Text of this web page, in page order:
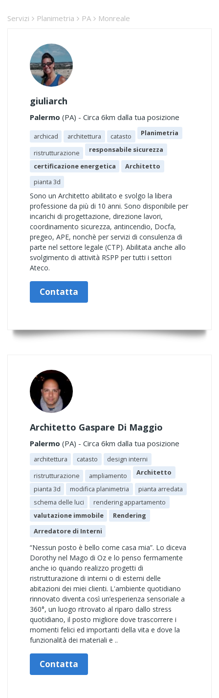
Servizi Planimetria PA Monreale
giuliarch
Palermo (PA) - Circa 6km dalla tua posizione
archicad architettura catasto Planimetria
ristrutturazione
responsabile sicurezza
certificazione energetica
Architetto
pianta 3d
Sono un Architetto abilitato e svolgo la libera
professione da più di 10 anni. Sono disponibile per
incarichi di progettazione, direzione lavori,
coordinamento sicurezza, antincendio, Docfa,
pregeo, APE, nonchè per servizi di consulenza di
parte nel settore legale (CTP). Abilitata anche allo
svolgimento di attività RSPP per tutti i settori
Ateco.
Contatta
Architetto Gaspare Di Maggio
Palermo (PA) - Circa 6km dalla tua posizione
architettura catasto
design interni
ristrutturazione
ampliamento
Architetto
pianta 3d
modifica planimetria
pianta arredata
schema delle luci
rendering appartamento
valutazione immobile
Rendering
Arredatore di Interni
“Nessun posto è bello come casa mia”. Lo diceva
Dorothy nel Mago di Oz e lo penso fermamente
anche io quando realizzo progetti di
ristrutturazione di interni o di esterni delle
abitazioni dei miei clienti. L'ambiente quotidiano
rinnovato diventa così un’esperienza sensoriale a
360°, un luogo ritrovato al riparo dallo stress
quotidiano, il posto migliore dove trascorrere i
momenti felici ed importanti della vita e dove la
funzionalità dei materiali e ..
Contatta